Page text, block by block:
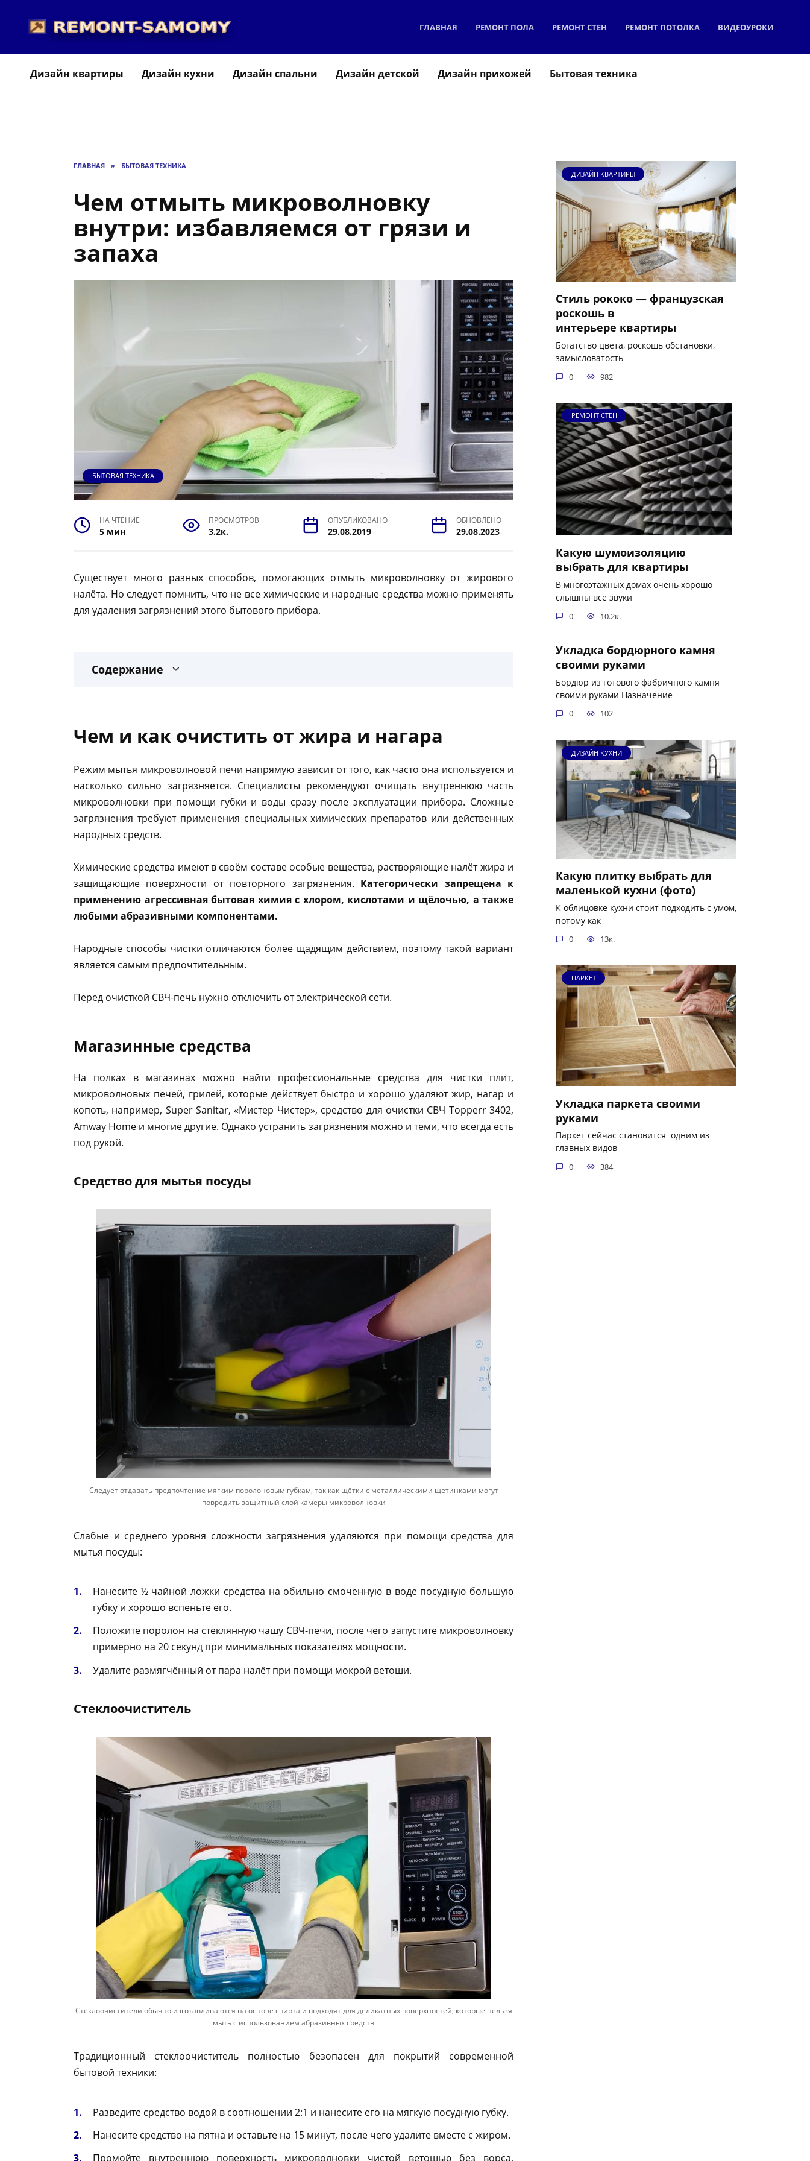
содержанию
ГЛАВНАЯ РЕМОНТ ПОЛА РЕМОНТ СТЕН РЕМОНТ ПОТОЛКА ВИДЕОУРОКИ
Дизайн квартиры Дизайн кухни Дизайн спальни Дизайн детской Дизайн прихожей Бытовая техника
ГЛАВНАЯ » БЫТОВАЯ ТЕХНИКА
Чем отмыть микроволновку
внутри: избавляемся от грязи и
запаха
БЫТОВАЯ ТЕХНИКА
НА ЧТЕНИЕ
5 мин
ПРОСМОТРОВ
3.2к.
ОПУБЛИКОВАНО
29.08.2019
ОБНОВЛЕНО
29.08.2023
Существует много разных способов, помогающих отмыть микроволновку от жирового
налёта. Но следует помнить, что не все химические и народные средства можно применять
для удаления загрязнений этого бытового прибора.
Содержание
Чем и как очистить от жира и нагара
Режим мытья микроволновой печи напрямую зависит от того, как часто она используется и
насколько сильно загрязняется. Специалисты рекомендуют очищать внутреннюю часть
микроволновки при помощи губки и воды сразу после эксплуатации прибора. Сложные
загрязнения требуют применения специальных химических препаратов или действенных
народных средств.
Химические средства имеют в своём составе особые вещества, растворяющие налёт жира и
защищающие поверхности от повторного загрязнения. Категорически запрещена к
применению агрессивная бытовая химия с хлором, кислотами и щёлочью, а также
любыми абразивными компонентами.
Народные способы чистки отличаются более щадящим действием, поэтому такой вариант
является самым предпочтительным.
Перед очисткой СВЧ-печь нужно отключить от электрической сети.
Магазинные средства
На полках в магазинах можно найти профессиональные средства для чистки плит,
микроволновых печей, грилей, которые действует быстро и хорошо удаляют жир, нагар и
копоть, например, Super Sanitar, «Мистер Чистер», средство для очистки СВЧ Topperr 3402,
Аmway Нome и многие другие. Однако устранить загрязнения можно и теми, что всегда есть
под рукой.
Средство для мытья посуды
Следует отдавать предпочтение мягким поролоновым губкам, так как щётки с металлическими щетинками могут
повредить защитный слой камеры микроволновки
Слабые и среднего уровня сложности загрязнения удаляются при помощи средства для
мытья посуды:
Нанесите ½ чайной ложки средства на обильно смоченную в воде посудную большую
губку и хорошо вспеньте его.
Положите поролон на стеклянную чашу СВЧ-печи, после чего запустите микроволновку
примерно на 20 секунд при минимальных показателях мощности.
Удалите размягчённый от пара налёт при помощи мокрой ветоши.
Стеклоочиститель
Стеклоочистители обычно изготавливаются на основе спирта и подходят для деликатных поверхностей, которые нельзя
мыть с использованием абразивных средств
Традиционный стеклоочиститель полностью безопасен для покрытий современной
бытовой техники:
Разведите средство водой в соотношении 2:1 и нанесите его на мягкую посудную губку.
Нанесите средство на пятна и оставьте на 15 минут, после чего удалите вместе с жиром.
Промойте внутреннюю поверхность микроволновки чистой ветошью без ворса,
ДИЗАЙН КВАРТИРЫ
Стиль рококо — французская
роскошь в
интерьере квартиры
Богатство цвета, роскошь обстановки,
замысловатость
0 982
РЕМОНТ СТЕН
Какую шумоизоляцию
выбрать для квартиры
В многоэтажных домах очень хорошо
слышны все звуки
0 10.2к.
Укладка бордюрного камня
своими руками
Бордюр из готового фабричного камня
своими руками Назначение
0 102
ДИЗАЙН КУХНИ
Какую плитку выбрать для
маленькой кухни (фото)
К облицовке кухни стоит подходить с умом,
потому как
0 13к.
ПАРКЕТ
Укладка паркета своими
руками
Паркет сейчас становится одним из
главных видов
0 384